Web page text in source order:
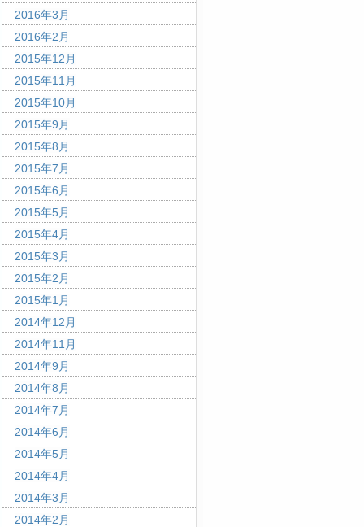
2016年3月
2016年2月
2015年12月
2015年11月
2015年10月
2015年9月
2015年8月
2015年7月
2015年6月
2015年5月
2015年4月
2015年3月
2015年2月
2015年1月
2014年12月
2014年11月
2014年9月
2014年8月
2014年7月
2014年6月
2014年5月
2014年4月
2014年3月
2014年2月